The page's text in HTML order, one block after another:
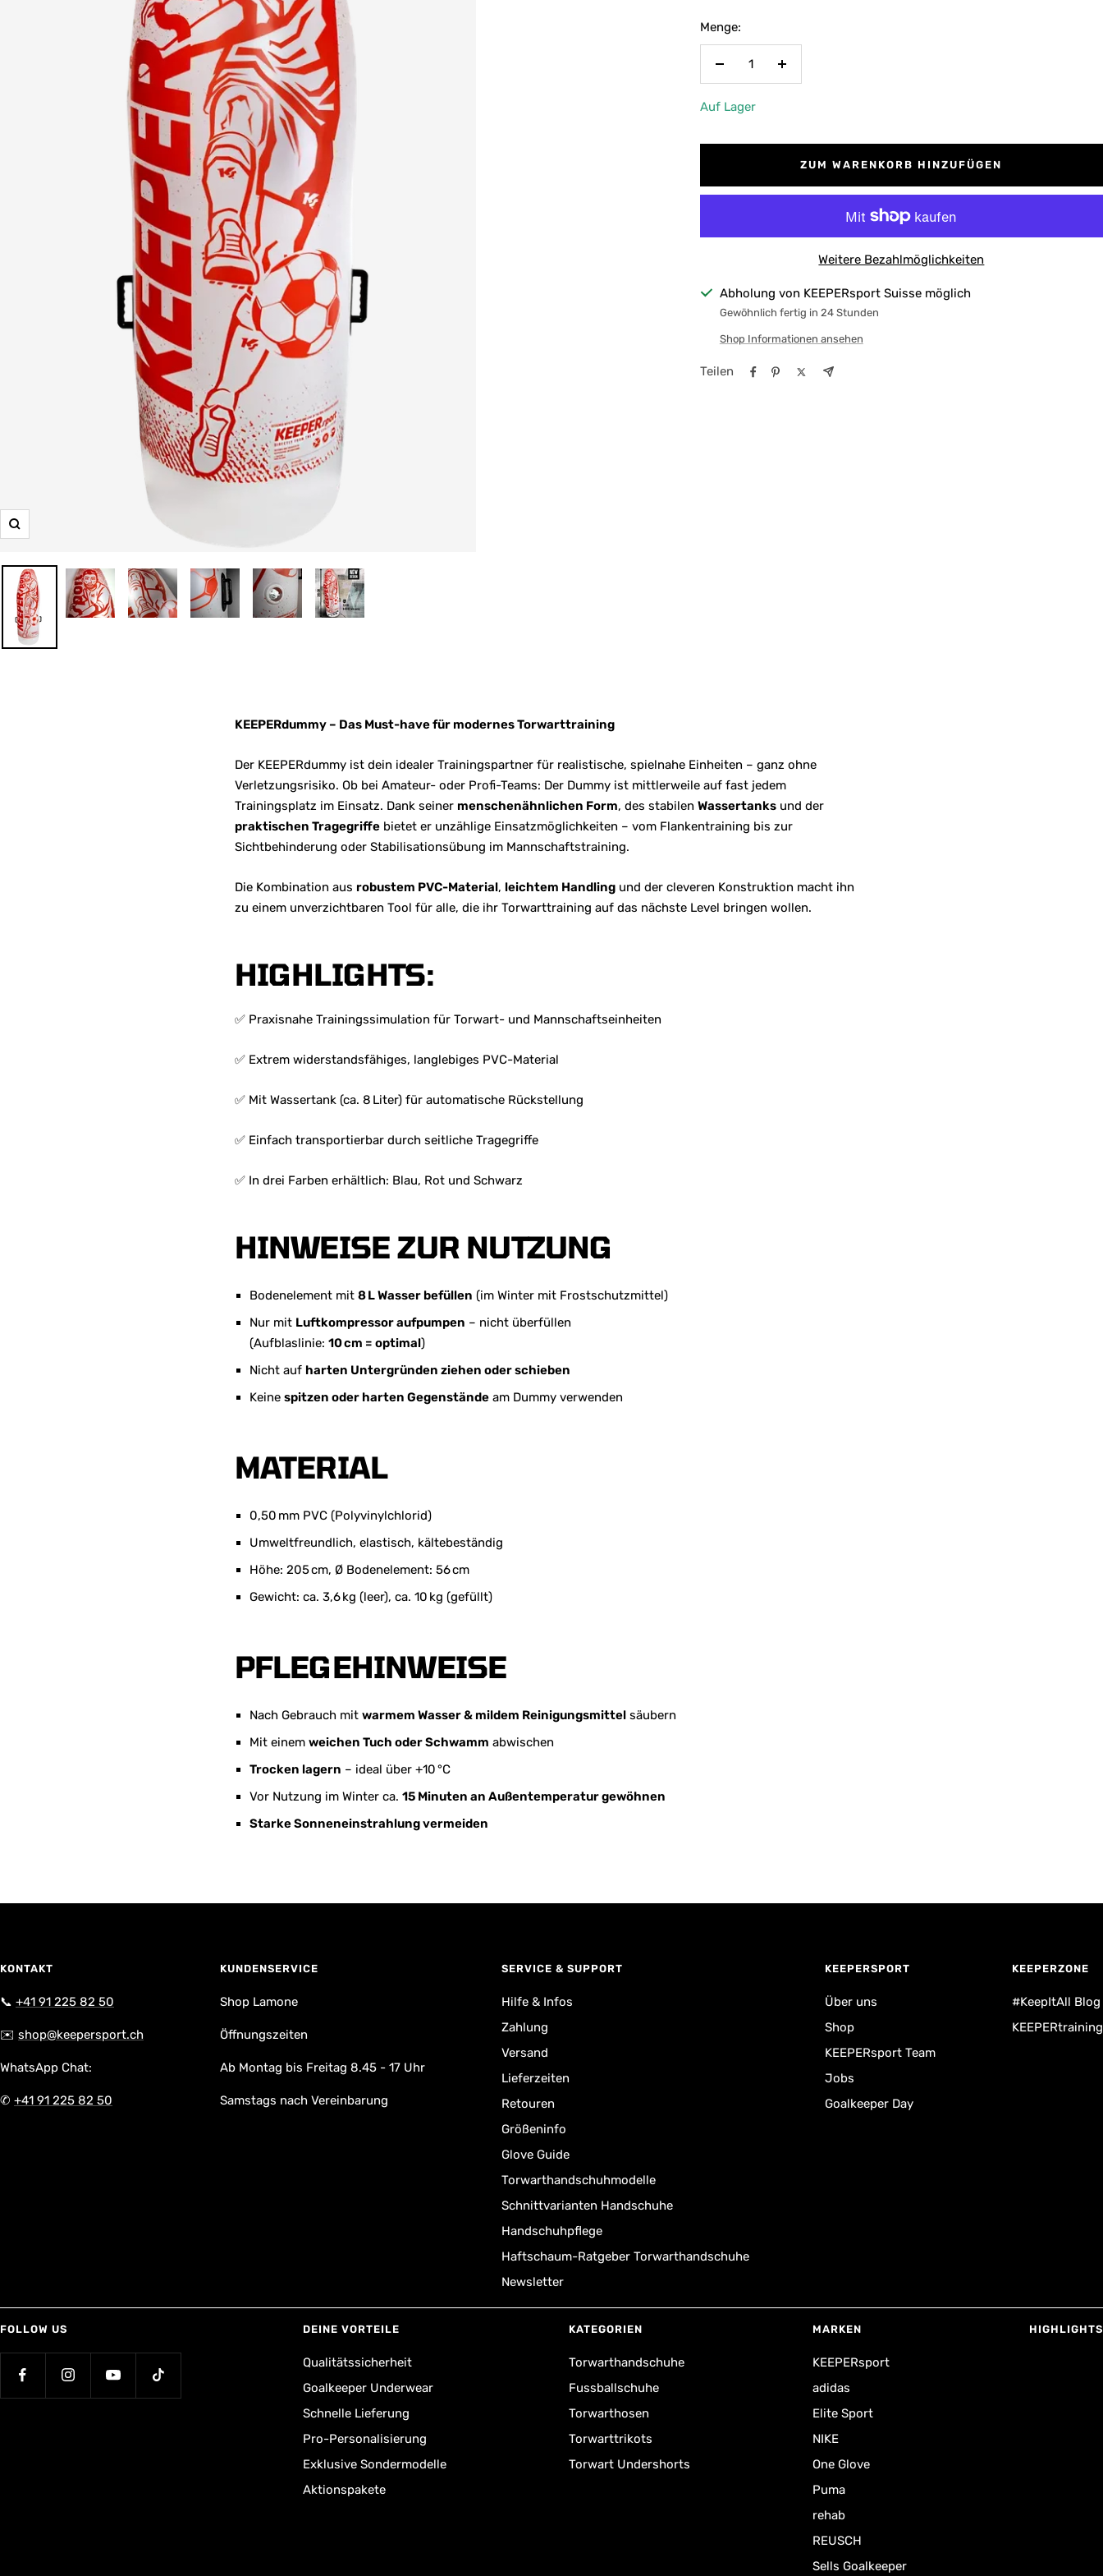
Zoom
Menge:
Menge
Menge
Auf Lager
ZUM WARENKORB HINZUFÜGEN
Weitere Bezahlmöglichkeiten
Abholung von KEEPERsport Suisse möglich
Gewöhnlich fertig in 24 Stunden
Shop Informationen ansehen
Teilen
KEEPERdummy – Das Must-have für modernes Torwarttraining
Der KEEPERdummy ist dein idealer Trainingspartner für realistische, spielnahe Einheiten – ganz ohne
Verletzungsrisiko. Ob bei Amateur- oder Profi-Teams: Der Dummy ist mittlerweile auf fast jedem
Trainingsplatz im Einsatz. Dank seiner menschenähnlichen Form, des stabilen Wassertanksund der
praktischen Tragegriffebietet er unzählige Einsatzmöglichkeiten – vom Flankentraining bis zur
Sichtbehinderung oder Stabilisationsübung im Mannschaftstraining.
Die Kombination aus robustem PVC-Material, leichtem Handlingund der cleveren Konstruktion macht ihn
zu einem unverzichtbaren Tool für alle, die ihr Torwarttraining auf das nächste Level bringen wollen.
HIGHLIGHTS:
✅ Praxisnahe Trainingssimulation für Torwart- und Mannschaftseinheiten
✅ Extrem widerstandsfähiges, langlebiges PVC-Material
✅ Mit Wassertank (ca. 8 Liter) für automatische Rückstellung
✅ Einfach transportierbar durch seitliche Tragegriffe
✅ In drei Farben erhältlich: Blau, Rot und Schwarz
HINWEISE ZUR NUTZUNG
Bodenelement mit8 L Wasser befüllen (im Winter mit Frostschutzmittel)
Nur mit Luftkompressor aufpumpen – nicht überfüllen
(Aufblaslinie:10 cm = optimal)
Nicht auf harten Untergründen ziehen oder schieben
Keinespitzen oder harten Gegenstände am Dummy verwenden
MATERIAL
0,50 mm PVC (Polyvinylchlorid)
Umweltfreundlich, elastisch, kältebeständig
Höhe: 205 cm, Ø Bodenelement: 56 cm
Gewicht: ca. 3,6 kg (leer), ca. 10 kg (gefüllt)
PFLEGEHINWEISE
Nach Gebrauch mitwarmem Wasser & mildem Reinigungsmittel säubern
Mit einemweichen Tuch oder Schwamm abwischen
Trocken lagern – ideal über +10 °C
Vor Nutzung im Winter ca.15 Minuten an Außentemperatur gewöhnen
Starke Sonneneinstrahlung vermeiden
KONTAKT
📞 +41 91 225 82 50
✉️ shop@keepersport.ch
WhatsApp Chat:
✆ +41 91 225 82 50
KUNDENSERVICE
Shop Lamone
Öffnungszeiten
Ab Montag bis Freitag 8.45 - 17 Uhr
Samstags nach Vereinbarung
SERVICE & SUPPORT
Hilfe & Infos
Zahlung
Versand
Lieferzeiten
Retouren
Größeninfo
Glove Guide
Torwarthandschuhmodelle
Schnittvarianten Handschuhe
Handschuhpflege
Haftschaum-Ratgeber Torwarthandschuhe
Newsletter
KEEPERSPORT
Über uns
Shop
KEEPERsport Team
Jobs
Goalkeeper Day
KEEPERZONE
#KeepItAll Blog
KEEPERtraining
FOLLOW US DEINE VORTEILE
Qualitätssicherheit
Goalkeeper Underwear
Schnelle Lieferung
Pro-Personalisierung
Exklusive Sondermodelle
Aktionspakete
KATEGORIEN
Torwarthandschuhe
Fussballschuhe
Torwarthosen
Torwarttrikots
Torwart Undershorts
MARKEN
KEEPERsport
adidas
Elite Sport
NIKE
One Glove
Puma
rehab
REUSCH
Sells Goalkeeper
HIGHLIGHTS